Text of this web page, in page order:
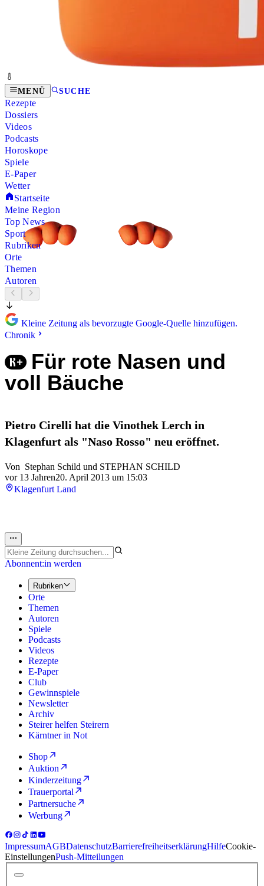
MENÜ SUCHE
Rezepte
Dossiers
Videos
Podcasts
Horoskope
Spiele
E-Paper
Wetter
Startseite
Meine Region
Top News
Sport
Rubriken
Orte
Themen
Autoren
Kleine Zeitung als bevorzugte Google-Quelle hinzufügen.
Chronik
Für rote Nasen und
voll Bäuche
Pietro Cirelli hat die Vinothek Lerch in
Klagenfurt als "Naso Rosso" neu eröffnet.
Von Stephan Schild und STEPHAN SCHILD
vor 13 Jahren20. April 2013 um 15:03
Klagenfurt Land
Abonnent:in werden
Rubriken
Orte
Themen
Autoren
Spiele
Podcasts
Videos
Rezepte
E-Paper
Club
Gewinnspiele
Newsletter
Archiv
Steirer helfen Steirern
Kärntner in Not
Shop
Auktion
Kinderzeitung
Trauerportal
Partnersuche
Werbung
ImpressumAGBDatenschutzBarrierefreiheitserklärungHilfeCookie-
EinstellungenPush-Mitteilungen